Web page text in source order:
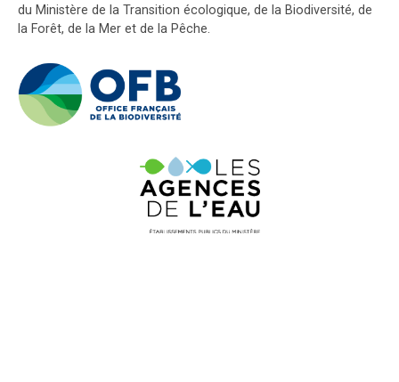
du Ministère de la Transition écologique, de la Biodiversité, de
la Forêt, de la Mer et de la Pêche.